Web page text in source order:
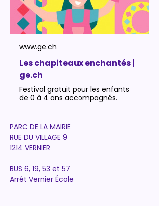
www.ge.ch
Les chapiteaux enchantés |
ge.ch
Festival gratuit pour les enfants
de 0 à 4 ans accompagnés.
PARC DE LA MAIRIE
RUE DU VILLAGE 9
1214 VERNIER
BUS 6, 19, 53 et 57
Arrêt Vernier École